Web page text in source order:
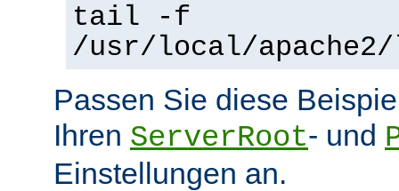
tail -f
/usr/local/
Passen Sie diese
Ihren ServerRoot- und
Einstellungen an.